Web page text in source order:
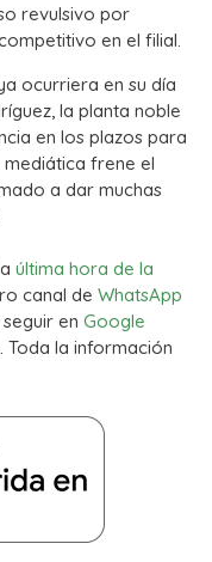
revulsivo por
en el filial.
ocurriera en su día
la planta noble
en los plazos para
frene el
a dar muchas
última hora de la
canal de WhatsApp
en Google
Toda la información